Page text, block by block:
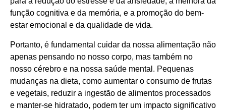
função cognitiva e da memória, e a promoção do bem-
estar emocional e da qualidade de vida.
Portanto, é fundamental cuidar da nossa alimentação não
apenas pensando no nosso corpo, mas também no
nosso cérebro e na nossa saúde mental. Pequenas
mudanças na dieta, como aumentar o consumo de frutas
e vegetais, reduzir a ingestão de alimentos processados
e manter-se hidratado, podem ter um impacto significativo